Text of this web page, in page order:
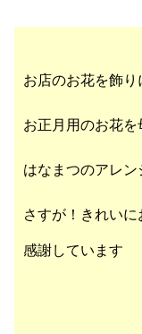
お店のお花を飾り
お正月用のお花を
はなまつのアレン
さすが！きれい
感謝しています